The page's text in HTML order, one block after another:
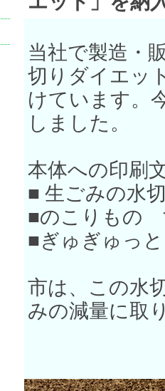
当社で製造・
切りダイエッ
けています。
しました。
本体への印刷
■ 生ごみの水
■のこりもの
■ぎゅぎゅっ
市は、この水
みの減量に取